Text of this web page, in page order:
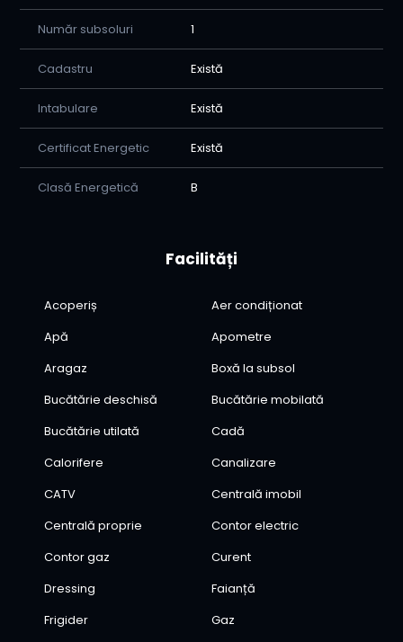
Număr subsoluri 1
Cadastru Există
Intabulare Există
Certificat Energetic Există
Clasă Energetică B
Facilități
Acoperiș
Aer condiționat
Apă
Apometre
Aragaz
Boxă la subsol
Bucătărie deschisă
Bucătărie mobilată
Bucătărie utilată
Cadă
Calorifere
Canalizare
CATV
Centrală imobil
Centrală proprie
Contor electric
Contor gaz
Curent
Dressing
Faianță
Frigider
Gaz